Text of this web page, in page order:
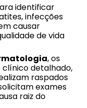
identificar
infecções
causar
de vida
, os
clínico detalhado,
raspados
exames
raiz do